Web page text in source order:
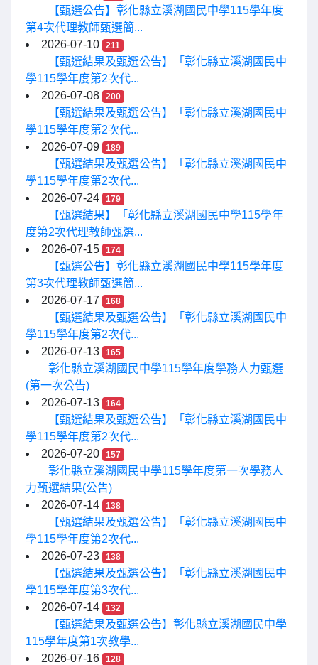
【甄選公告】彰化縣立溪湖國民中學115學年度
第4次代理教師甄選簡...
2026-07-10
211
【甄選結果及甄選公告】「彰化縣立溪湖國民中
學115學年度第2次代...
2026-07-08
200
【甄選結果及甄選公告】「彰化縣立溪湖國民中
學115學年度第2次代...
2026-07-09
189
【甄選結果及甄選公告】「彰化縣立溪湖國民中
學115學年度第2次代...
2026-07-24
179
【甄選結果】「彰化縣立溪湖國民中學115學年
度第2次代理教師甄選...
2026-07-15
174
【甄選公告】彰化縣立溪湖國民中學115學年度
第3次代理教師甄選簡...
2026-07-17
168
【甄選結果及甄選公告】「彰化縣立溪湖國民中
學115學年度第2次代...
2026-07-13
165
彰化縣立溪湖國民中學115學年度學務人力甄選
(第一次公告)
2026-07-13
164
【甄選結果及甄選公告】「彰化縣立溪湖國民中
學115學年度第2次代...
2026-07-20
157
彰化縣立溪湖國民中學115學年度第一次學務人
力甄選結果(公告)
2026-07-14
138
【甄選結果及甄選公告】「彰化縣立溪湖國民中
學115學年度第2次代...
2026-07-23
138
【甄選結果及甄選公告】「彰化縣立溪湖國民中
學115學年度第3次代...
2026-07-14
132
【甄選結果及甄選公告】彰化縣立溪湖國民中學
115學年度第1次教學...
2026-07-16
128